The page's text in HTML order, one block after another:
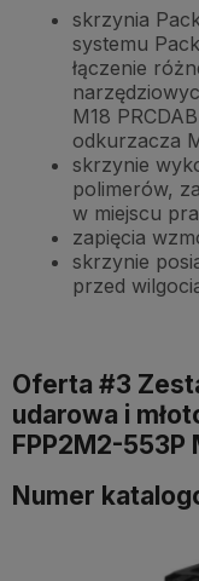
skrzynia
systemu
łączenie
M18
odkurzacza
skrzynie
polimerów,
w miejscu
zapięcia
skrzynie
przed
Oferta #3
udarowa i
FPP2M2-553P
Numer